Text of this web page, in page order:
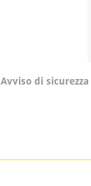
Avviso di sicurezza